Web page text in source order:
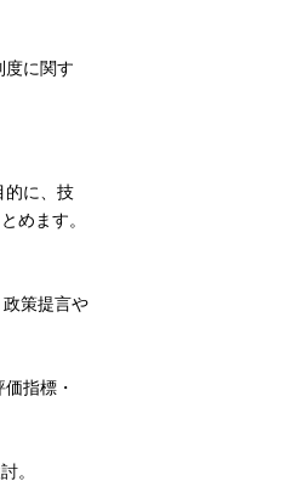
度に関す
的に、技
めます。
策提言や
指標・
。